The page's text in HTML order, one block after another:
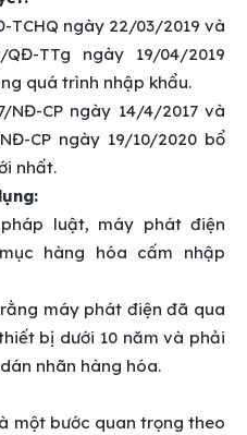
TCHQ ngày 22/03/2019 và
TTg ngày 19/04/2019
quá trình nhập khẩu.
NĐ-CP ngày 14/4/2017 và
CP ngày 19/10/2020 bổ
nhất.
luật, máy phát điện
hàng hóa cấm nhập
máy phát điện đã qua
bị dưới 10 năm và phải
nhãn hàng hóa.
một bước quan trọng theo